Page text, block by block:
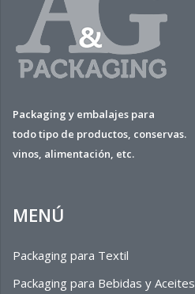
Packaging y embalajes para
todo tipo de productos, conservas.
vinos, alimentación, etc.
MENÚ
Packaging para Textil
Packaging para Bebidas y Aceites